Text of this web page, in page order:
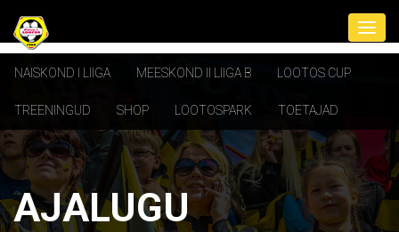
NAISKOND I LIIGA MEESKOND II LIIGA B LOOTOS CUP
TREENINGUD SHOP LOOTOSPARK TOETAJAD
AJALUGU